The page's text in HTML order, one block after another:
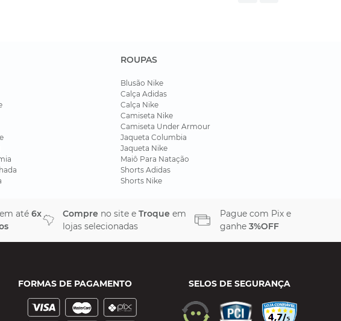
ROUPAS
Blusão Nike
Calça Adidas
Calça Nike
Camiseta Nike
Camiseta Under Armour
Jaqueta Columbia
Jaqueta Nike
Maiô Para Natação
Shorts Adidas
Shorts Nike
até 6x
Compre no site eTroque em
lojas selecionadas
Pague com Pix e
ganhe 3%OFF
FORMAS DE PAGAMENTO SELOS DE SEGURANÇA